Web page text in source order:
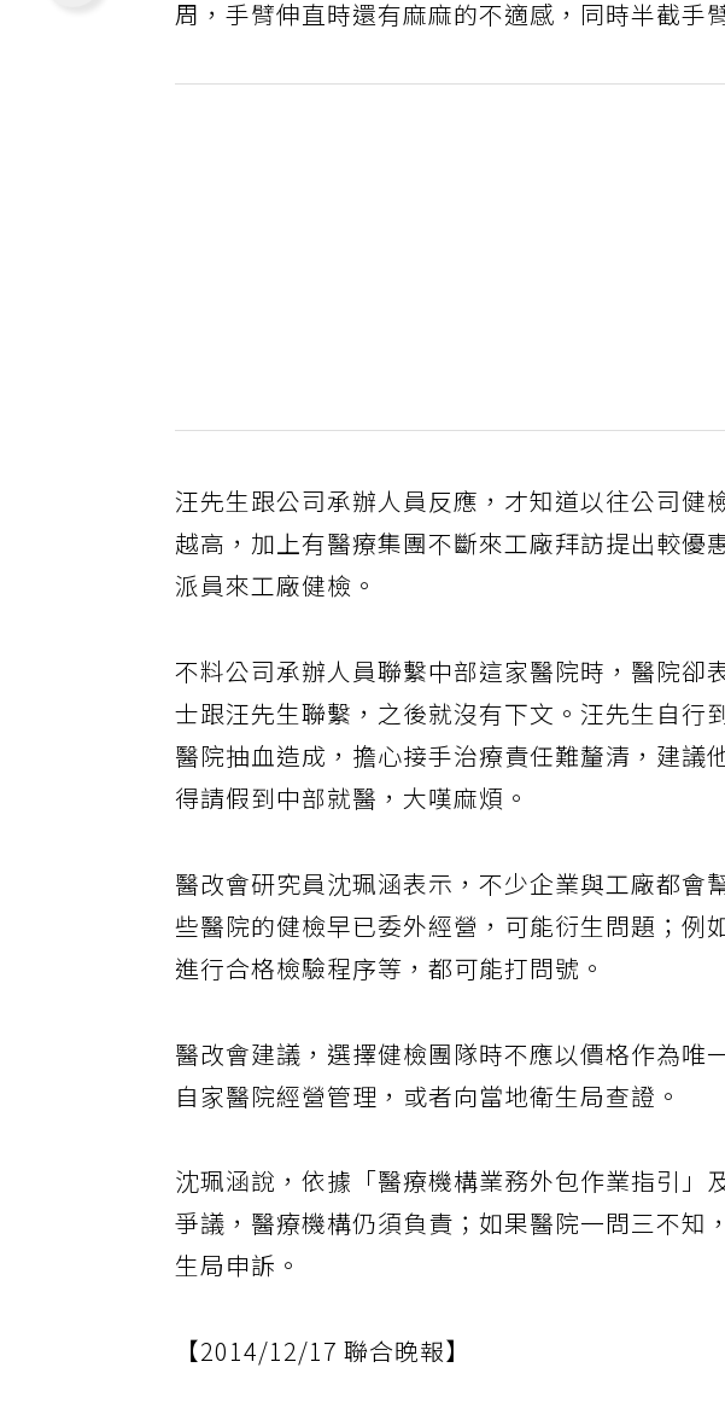
周，手臂伸直時還有麻麻的不適感，同時半截手
汪先生跟公司承辦人員反應，才知道以往公司健
越高，加上有醫療集團不斷來工廠拜訪提出較優
派員來工廠健檢。
不料公司承辦人員聯繫中部這家醫院時，醫院卻
士跟汪先生聯繫，之後就沒有下文。汪先生自行
醫院抽血造成，擔心接手治療責任難釐清，建議
得請假到中部就醫，大嘆麻煩。
醫改會研究員沈珮涵表示，不少企業與工廠都會
些醫院的健檢早已委外經營，可能衍生問題；例
進行合格檢驗程序等，都可能打問號。
醫改會建議，選擇健檢團隊時不應以價格作為唯
自家醫院經營管理，或者向當地衛生局查證。
沈珮涵說，依據「醫療機構業務外包作業指引」
爭議，醫療機構仍須負責；如果醫院一問三不知
生局申訴。
【2014/12/17 聯合晚報】